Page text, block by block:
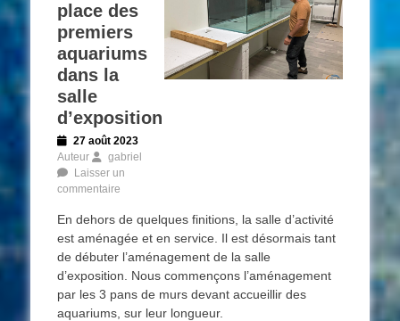
place des
premiers
aquariums
dans la
salle
d’exposition
Posted
on
27 août 2023
Auteur
gabriel
Laisser un
commentaire
En dehors de quelques finitions, la salle d’activité
est aménagée et en service. Il est désormais tant
de débuter l’aménagement de la salle
d’exposition. Nous commençons l’aménagement
par les 3 pans de murs devant accueillir des
aquariums, sur leur longueur.